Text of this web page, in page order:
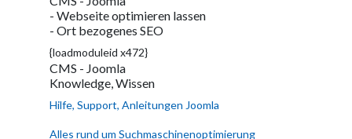
- Webseite optimieren lassen
- Ort bezogenes SEO
{loadmoduleid x472}
CMS - Joomla
Knowledge, Wissen
Hilfe, Support, Anleitungen Joomla
Alles rund um Suchmaschinenoptimierung